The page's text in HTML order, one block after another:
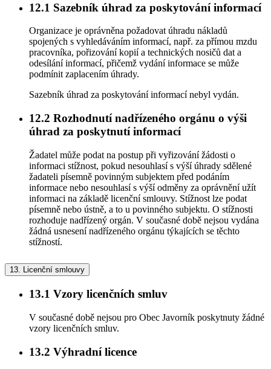
12.1 Sazebník úhrad za poskytování informací
Organizace je oprávněna požadovat úhradu nákladů
spojených s vyhledáváním informací, např. za přímou mzdu
pracovníka, pořizování kopií a technických nosičů dat a
odesílání informací, přičemž vydání informace se může
podmínit zaplacením úhrady.
Sazebník úhrad za poskytování informací nebyl vydán.
12.2 Rozhodnutí nadřízeného orgánu o výši
úhrad za poskytnutí informací
Žadatel může podat na postup při vyřizování žádosti o
informaci stížnost, pokud nesouhlasí s výší úhrady sdělené
žadateli písemně povinným subjektem před podáním
informace nebo nesouhlasí s výší odměny za oprávnění užít
informaci na základě licenční smlouvy. Stížnost lze podat
písemně nebo ústně, a to u povinného subjektu. O stížnosti
rozhoduje nadřízený orgán. V současné době nejsou vydána
žádná usnesení nadřízeného orgánu týkajících se těchto
stížností.
13. Licenční smlouvy
13.1 Vzory licenčních smluv
V současné době nejsou pro Obec Javorník poskytnuty žádné
vzory licenčních smluv.
13.2 Výhradní licence